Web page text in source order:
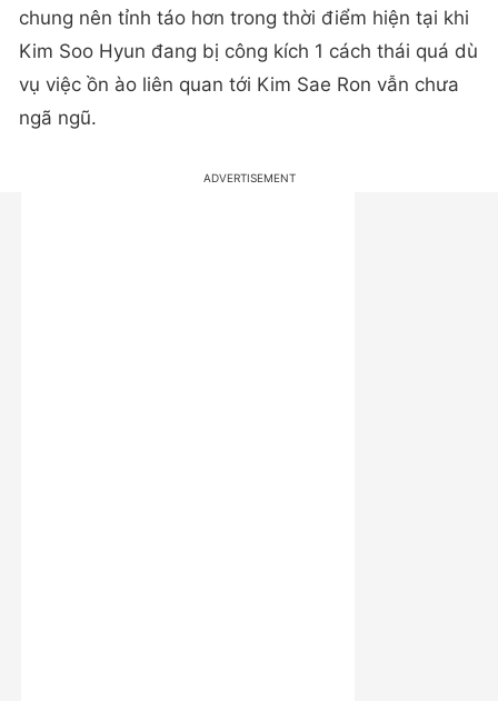
chung nên tỉnh táo hơn trong thời điểm hiện tại khi
Kim Soo Hyun đang bị công kích 1 cách thái quá dù
vụ việc ồn ào liên quan tới Kim Sae Ron vẫn chưa
ngã ngũ.